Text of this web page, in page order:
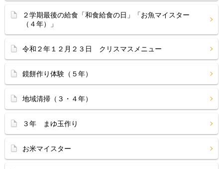
２学期最後の給食「和食給食の日」「お魚マイスター
（４年）」
令和２年１２月２３日 クリスマスメニュー
鏡餅作り体験（５年）
地域清掃（３・４年）
３年 まゆ玉作り
お米マイスター